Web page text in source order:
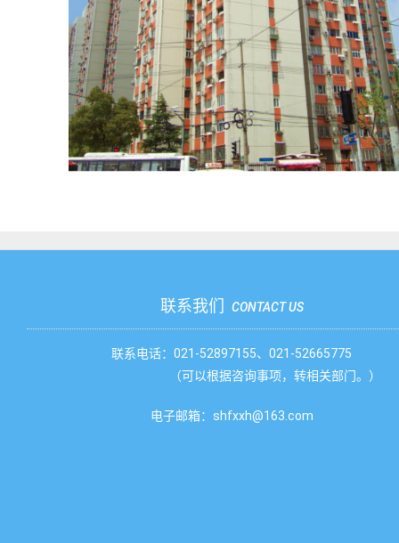
联系我们 CONTACT US
联系电话：021-52897155、021-52665775
（可以根据咨询事项，转相关部门。）
电子邮箱：shfxxh@163.com